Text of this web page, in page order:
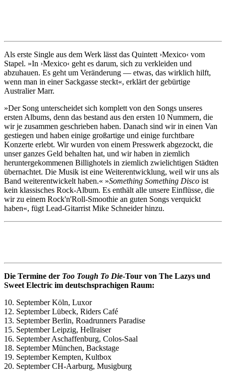
Als erste Single aus dem Werk lässt das Quintett ›Mexico‹ vom
Stapel. »In ›Mexico‹ geht es darum, sich zu verkleiden und
abzuhauen. Es geht um Veränderung — etwas, das wirklich hilft,
wenn man in einer Sackgasse steckt«, erklärt der gebürtige
Australier Marr.
»Der Song unterscheidet sich komplett von den Songs unseres
ersten Albums, denn das bestand aus den ersten 10 Nummern, die
wir je zusammen geschrieben haben. Danach sind wir in einen Van
gestiegen und haben einige großartige und einige furchtbare
Konzerte erlebt. Wir wurden von einem Presswerk abgezockt, die
unser ganzes Geld behalten hat, und wir haben in ziemlich
heruntergekommenen Billighotels in ziemlich zwielichtigen Städten
übernachtet. Die Musik ist eine Weiterentwicklung, weil wir uns als
Band weiterentwickelt haben.« »Something Something Disco ist
kein klassisches Rock-Album. Es enthält alle unsere Einflüsse, die
wir zu einem Rock'n'Roll-Smoothie an guten Songs verquickt
haben«, fügt Lead-Gitarrist Mike Schneider hinzu.
Die Termine der Too Tough To Die-Tour von The Lazys und
Sweet Electric im deutschsprachigen Raum:
10. September Köln, Luxor
12. September Lübeck, Riders Café
13. September Berlin, Roadrunners Paradise
15. September Leipzig, Hellraiser
16. September Aschaffenburg, Colos-Saal
18. September München, Backstage
19. September Kempten, Kultbox
20. September CH-Aarburg, Musigburg